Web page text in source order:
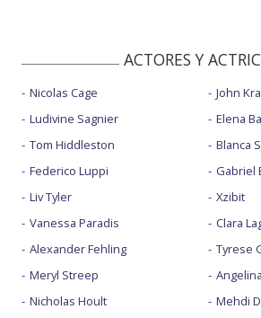
ACTORES Y
Nicolas Cage
Ludivine Sagnier
Tom Hiddleston
Federico Luppi
Liv Tyler
Vanessa Paradis
Alexander Fehling
Meryl Streep
Nicholas Hoult
John
Elena
Blanca
Gabriel
Xzibit
Clara
Tyrese
Mehdi